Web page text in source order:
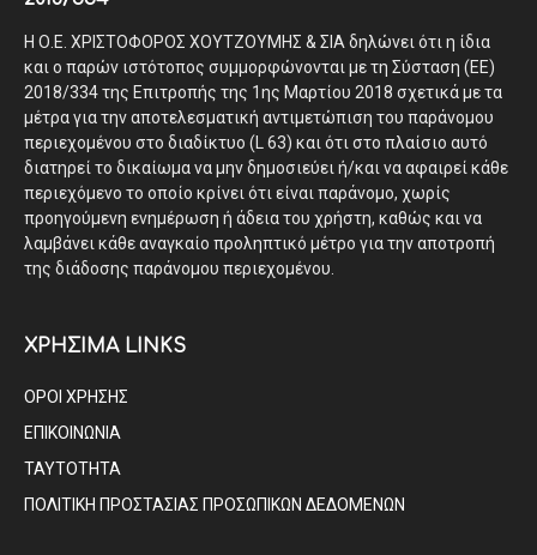
Η Ο.Ε. ΧΡΙΣΤΟΦΟΡΟΣ ΧΟΥΤΖΟΥΜΗΣ & ΣΙΑ δηλώνει ότι η ίδια
και ο παρών ιστότοπος συμμορφώνονται με τη Σύσταση (ΕΕ)
2018/334 της Επιτροπής της 1ης Μαρτίου 2018 σχετικά με τα
μέτρα για την αποτελεσματική αντιμετώπιση του παράνομου
περιεχομένου στο διαδίκτυο (L 63) και ότι στο πλαίσιο αυτό
διατηρεί το δικαίωμα να μην δημοσιεύει ή/και να αφαιρεί κάθε
περιεχόμενο το οποίο κρίνει ότι είναι παράνομο, χωρίς
προηγούμενη ενημέρωση ή άδεια του χρήστη, καθώς και να
λαμβάνει κάθε αναγκαίο προληπτικό μέτρο για την αποτροπή
της διάδοσης παράνομου περιεχομένου.
ΧΡΗΣΙΜΑ LINKS
ΟΡΟΙ ΧΡΗΣΗΣ
ΕΠΙΚΟΙΝΩΝΙΑ
ΤΑΥΤΟΤΗΤΑ
ΠΟΛΙΤΙΚΗ ΠΡΟΣΤΑΣΙΑΣ ΠΡΟΣΩΠΙΚΩΝ ΔΕΔΟΜΕΝΩΝ